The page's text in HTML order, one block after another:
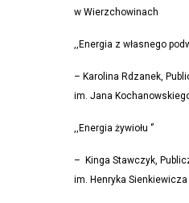
w Wierzchowinach
,,Energia z własnego
– Karolina Rdzanek,
im. Jana
,,Energia żywiołu ‘’
– Kinga Stawczyk,
im. Henryka